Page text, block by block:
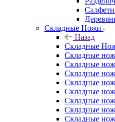
Складные Ножи
Назад
Складные
Cкладные
Складные
Складные
Складные
Складные
Складные
Складные
Складные